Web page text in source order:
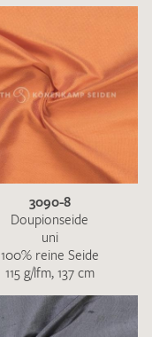
3090-8
Doupionseide
uni
100% reine Seide
115 g/lfm, 137 cm